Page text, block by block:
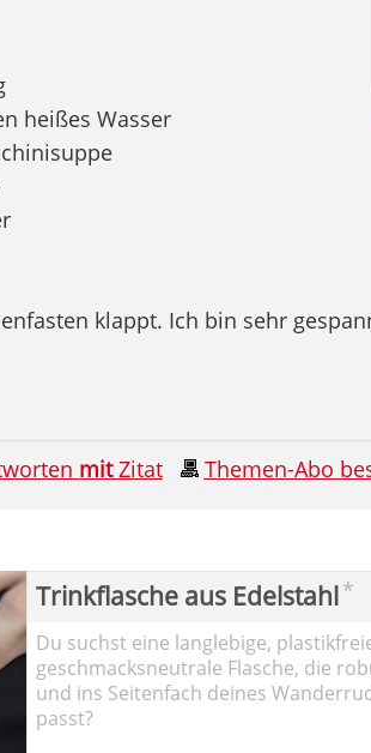
heißes Wasser
klappt. Ich bin sehr
mitZitat Themen-Abo
Trinkflasche aus Edelstahl*
Du suchst eine langlebige,
geschmacksneutrale Flasche, die
und ins Seitenfach deines
passt?